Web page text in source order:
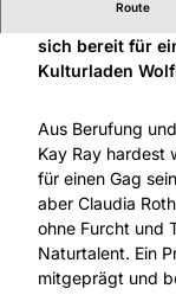
Route
sich bereit für
Kulturladen
Aus Berufung
Kay Ray hardest
für einen Gag
aber Claudia
ohne Furcht und
Naturtalent. Ein
mitgeprägt und